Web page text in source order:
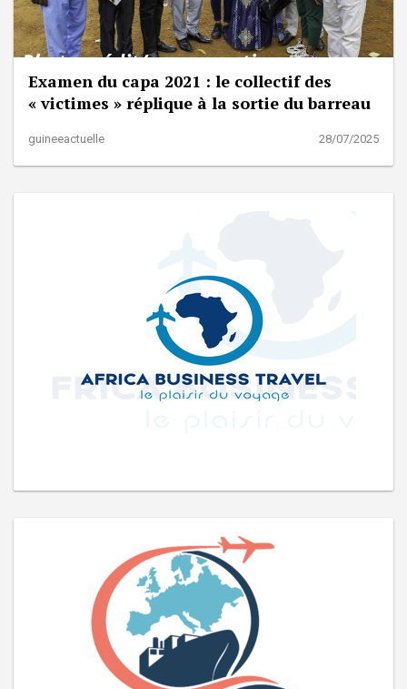
Examen du capa 2021 : le collectif des
« victimes » réplique à la sortie du barreau
guineeactuelle 28/07/2025